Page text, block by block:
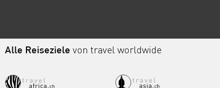
Alle Reiseziele von travel worldwide